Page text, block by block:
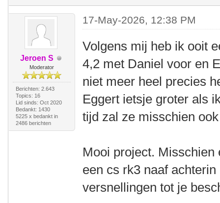
Jeroen S
Moderator
Berichten: 2.643
Topics: 16
Lid sinds: Oct 2020
Bedankt: 1430
5225 x bedankt in
2486 berichten
17-May-2026, 12:38 PM
Volgens mij heb ik ooit
4,2 met Daniel voor en
niet meer heel precies
Eggert ietsje groter als
tijd zal ze misschien
Mooi project.
een cs rk3 naaf
versnellingen tot je